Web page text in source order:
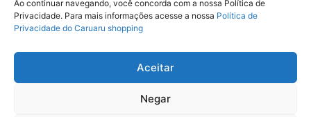
Ao continuar navegando, você concorda com a nossa Política de
Privacidade. Para mais informações acesse a nossa Política de
Privacidade do Caruaru shopping
Aceitar
Negar
Instagram
@caruarushopping a nossa casa é aqui
@caruarushopping